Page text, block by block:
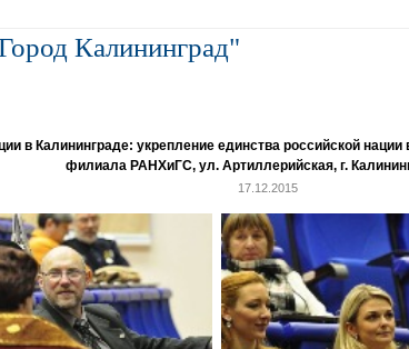
Калининград"
Калининграде: укрепление единства российской нации
филиала РАНХиГС, ул. Артиллерийская, г.
17.12.2015